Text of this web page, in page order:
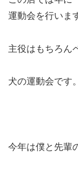
運動会を行いま
主役はもちろん
犬の運動会です。
今年は僕と先輩